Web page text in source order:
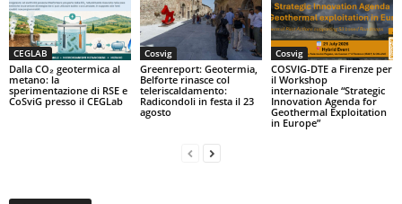
CEGLAB
Dalla CO₂ geotermica al
metano: la
sperimentazione di RSE e
CoSviG presso il CEGLab
Cosvig
Greenreport: Geotermia,
Belforte rinasce col
teleriscaldamento:
Radicondoli in festa il 23
agosto
Cosvig
COSVIG-DTE a Firenze per
il Workshop
internazionale “Strategic
Innovation Agenda for
Geothermal Exploitation
in Europe”